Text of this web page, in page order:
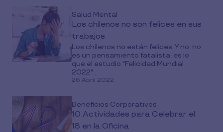
Salud Mental
Los chilenos no son felices en sus
trabajos
Los chilenos no están felices. Y no, no
es un pensamiento fatalista, es lo
que el estudio "Felicidad Mundial
2022"...
26 Abril 2022
Beneficios Corporativos
10 Actividades para Celebrar el
18 en la Oficina